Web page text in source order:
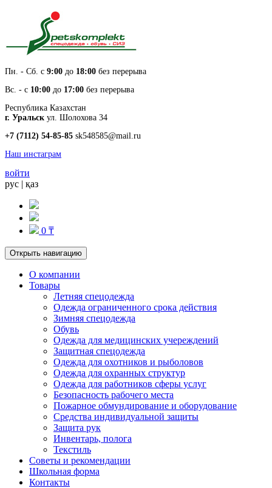
Пн. - Cб. с 9:00 до 18:00 без перерыва
Вс. - с 10:00 до 17:00 без перерыва
Республика Казахстан
г. Уральск ул. Шолохова 34
+7 (7112) 54-85-85 sk548585@mail.ru
Наш инстаграм
войти
рус | қаз
0 ₸
Открыть навигацию
О компании
Товары
Летняя спецодежда
Одежда ограниченного срока действия
Зимняя спецодежда
Обувь
Одежда для медицинских учереждений
Защитная спецодежда
Одежда для охотников и рыболовов
Одежда для охранных структур
Одежда для работников сферы услуг
Безопасность рабочего места
Пожарное обмундирование и оборудование
Средства индивидуальной защиты
Защита рук
Инвентарь, полога
Текстиль
Советы и рекомендации
Школьная форма
Контакты